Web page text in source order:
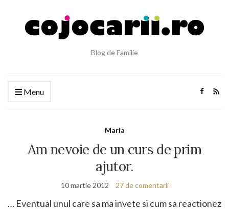
Blog de Familie
Menu
Maria
Am nevoie de un curs de prim
ajutor.
10 martie 2012 27 de comentarii
… Eventual unul care sa ma invete si cum sa reactionez